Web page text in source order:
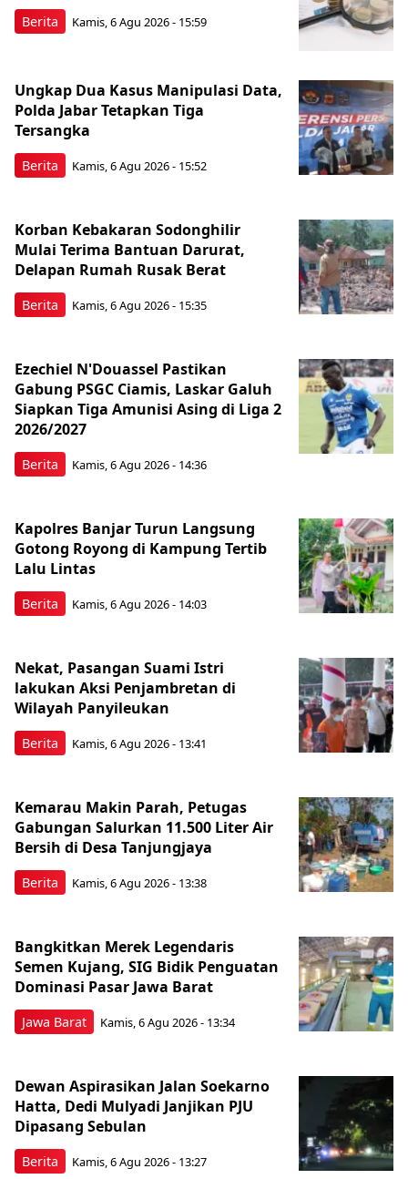
Berita Kamis, 6 Agu 2026 - 15:59
Berita
Ungkap Dua Kasus Manipulasi Data,
Polda Jabar Tetapkan Tiga
Tersangka
Kamis, 6 Agu 2026 - 15:52
Berita
Korban Kebakaran Sodonghilir
Mulai Terima Bantuan Darurat,
Delapan Rumah Rusak Berat
Kamis, 6 Agu 2026 - 15:35
Berita
Ezechiel N'Douassel Pastikan
Gabung PSGC Ciamis, Laskar Galuh
Siapkan Tiga Amunisi Asing di Liga 2
2026/2027
Kamis, 6 Agu 2026 - 14:36
Berita
Kapolres Banjar Turun Langsung
Gotong Royong di Kampung Tertib
Lalu Lintas
Kamis, 6 Agu 2026 - 14:03
Berita
Nekat, Pasangan Suami Istri
lakukan Aksi Penjambretan di
Wilayah Panyileukan
Kamis, 6 Agu 2026 - 13:41
Berita
Kemarau Makin Parah, Petugas
Gabungan Salurkan 11.500 Liter Air
Bersih di Desa Tanjungjaya
Kamis, 6 Agu 2026 - 13:38
Jawa Barat
Bangkitkan Merek Legendaris
Semen Kujang, SIG Bidik Penguatan
Dominasi Pasar Jawa Barat
Kamis, 6 Agu 2026 - 13:34
Berita
Dewan Aspirasikan Jalan Soekarno
Hatta, Dedi Mulyadi Janjikan PJU
Dipasang Sebulan
Kamis, 6 Agu 2026 - 13:27